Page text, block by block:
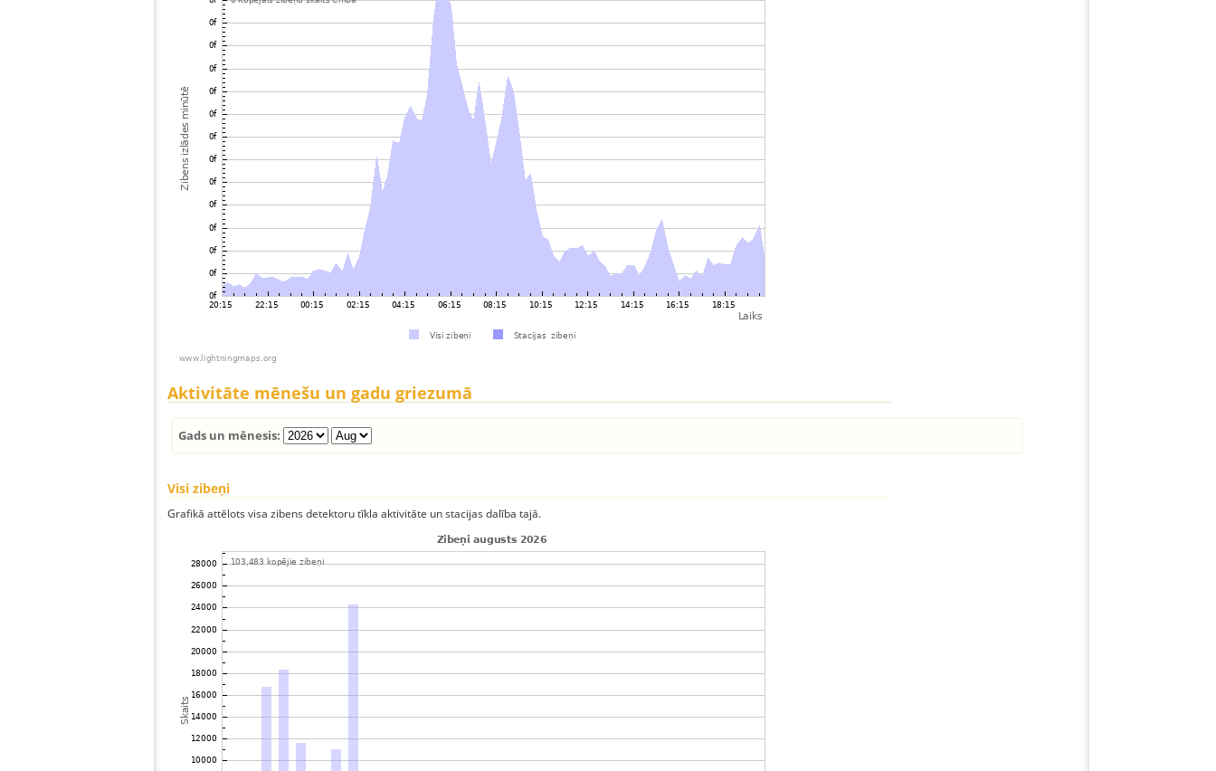
Aktivitāte mēnešu un gadu griezumā
Gads un mēnesis:
Visi zibeņi
Grafikā attēlots visa zibens detektoru tīkla aktivitāte un stacijas dalība tajā.